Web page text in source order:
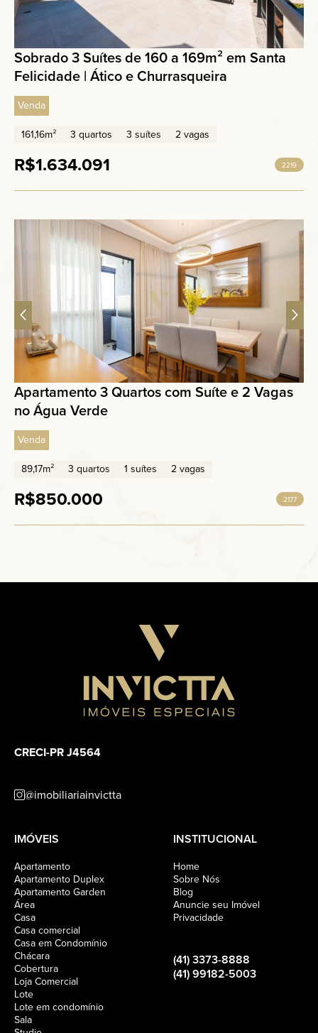
Sobrado 3 Suítes de 160 a 169m² em Santa
Felicidade | Ático e Churrasqueira
Venda
161,16m²
3 quartos 3 suítes 2 vagas
R$1.634.091 2219
Apartamento 3 Quartos com Suíte e 2 Vagas
no Água Verde
Venda
89,17m²
3 quartos 1 suítes 2 vagas
R$850.000 2177
CRECI-PR J4564
@imobiliariainvictta
IMÓVEIS
Apartamento
Apartamento Duplex
Apartamento Garden
Área
Casa
Casa comercial
Casa em Condomínio
Chácara
Cobertura
Loja Comercial
Lote
Lote em condomínio
Sala
INSTITUCIONAL
Home
Sobre Nós
Blog
Anuncie seu Imóvel
Privacidade
(41) 3373-8888
(41) 99182-5003